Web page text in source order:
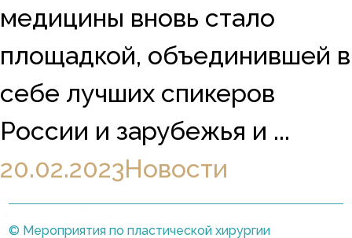
медицины вновь стало
площадкой, объединившей в
себе лучших спикеров
России и зарубежья и ...
20.02.2023Новости
© Мероприятия по пластической хирургии